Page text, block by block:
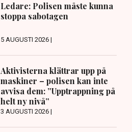
Ledare: Polisen måste kunna
stoppa sabotagen
5 AUGUSTI 2026 |
Aktivisterna klättrar upp på
maskiner – polisen kan inte
avvisa dem: ”Upptrappning på
helt ny nivå”
3 AUGUSTI 2026 |